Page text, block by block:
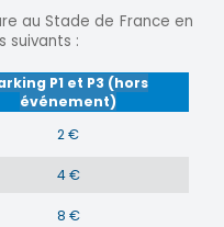
au Stade de France en
suivants :
P1 et P3 (hors
événement)
2 €
4 €
8 €